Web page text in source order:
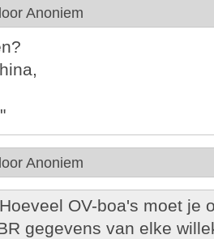
Anoniem
Anoniem
Hoeveel OV-boa's moet je
gegevens van elke